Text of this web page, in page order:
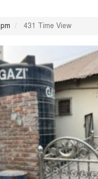
431 Time View